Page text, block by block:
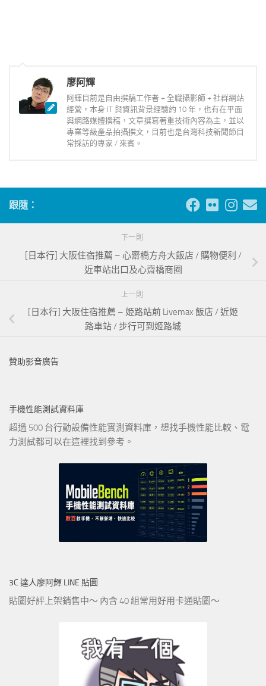
廖阿輝
阿輝目前是自由撰稿工作者 + 全職攝影師 + 社群網站
經營，本身 IT 與資訊背景經驗約 10 年，也有在平面
與網路媒體撰稿，文章撰寫著重技術內容為主，並以
專業等級產品拍攝撰文，目前也是台灣科技新聞節目
常採訪的專家 / 來賓。
跟隨：
下一則
[日本行] 大阪住宿推薦 – 心齋橋方舟大飯店 / 購物便利 /
近車站出口及心齋橋商圈
上一則
[日本行] 大阪住宿推薦 – 姫路站前 Livemax 飯店 / 近姬
路車站 / 步行可到姬路城
贊助影音廣告
手機性能測試資料庫
超過 500 台行動設備性能實測資料庫，想找手機性能比較、電
力測試都可以在這裡找到參考。
3C 達人廖阿輝 LINE 貼圖
貼圖好評上架銷售中～ 內含 40 組常用好用卡通貼圖～